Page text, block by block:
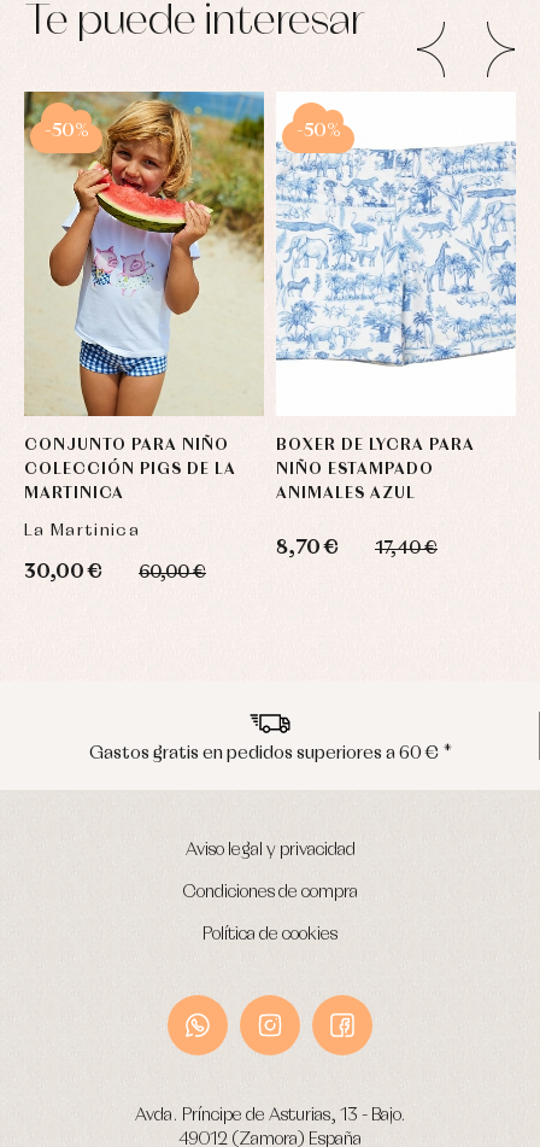
Te puede interesar
CONJUNTO PARA NIÑO
COLECCIÓN PIGS DE LA
MARTINICA
La Martinica
30,00 € 60,00 €
-50%
BOXER DE LYCRA PARA
NIÑO ESTAMPADO
ANIMALES AZUL
8,70 € 17,40 €
-50%
Envíos en península en 24/48 horas
Aviso legal y privacidad
Condiciones de compra
Política de cookies
Avda. Príncipe de Asturias, 13 - Bajo.
49012 (Zamora) España